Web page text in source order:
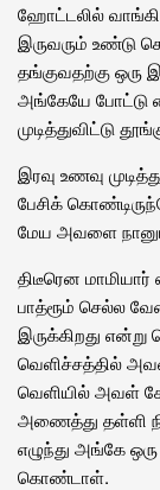
ஹோட்டலில் வாங்கி
இருவரும் உண்டு
தங்குவதற்கு ஒரு
அங்கேயே போட்டு
முடித்துவிட்டு
இரவு உணவு
பேசிக்
மேய அவளை
திடீரென
பாத்ரூம் செல்ல
இருக்கிறது
வெளிச்சத்தில்
வெளியில் அவள்
அணைத்து தள்ளி
எழுந்து அங்கே
கொண்டாள்.